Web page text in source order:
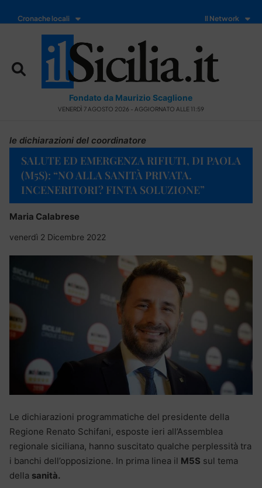
Cronache locali Il Network
Fondato da Maurizio Scaglione
VENERDÌ 7 AGOSTO 2026 - AGGIORNATO ALLE 11:59
le dichiarazioni del coordinatore
SALUTE ED EMERGENZA RIFIUTI, DI PAOLA
(M5S): “NO ALLA SANITÀ PRIVATA.
INCENERITORI? FINTA SOLUZIONE”
Maria Calabrese
venerdì 2 Dicembre 2022
Le dichiarazioni programmatiche del presidente della
Regione Renato Schifani, esposte ieri all’Assemblea
regionale siciliana, hanno suscitato qualche perplessità tra
i banchi dell’opposizione. In prima linea il M5S sul tema
della sanità.